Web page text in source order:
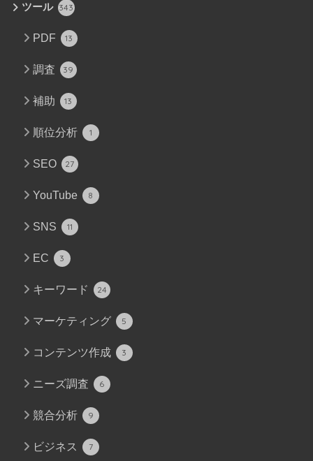
ツール 343
PDF 13
調査 39
補助 13
順位分析 1
SEO 27
YouTube 8
SNS 11
EC 3
キーワード 24
マーケティング 5
コンテンツ作成 3
ニーズ調査 6
競合分析 9
ビジネス 7